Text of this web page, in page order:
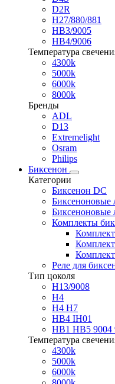
D2R
H27/880/881
HB3/9005
HB4/9006
Температура
4300k
5000k
6000k
8000k
Бренды
ADL
D13
Extremelight
Osram
Philips
Биксенон
Категории
Биксенон DC
Биксеноновые
Биксеноновые
Комплекты
Реле для
Тип цоколя
H13/9008
H4
H4 H7
HB4 IH01
HB1 HB5 9004
Температура
4300k
5000k
6000k